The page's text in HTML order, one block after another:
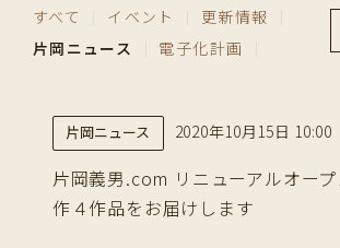
すべて イベント 更新情報
片岡ニュース
電子化計画
片岡ニュース 2020年10月15日 10:00
片岡義男.com リニューアルオー
作４作品をお届けします